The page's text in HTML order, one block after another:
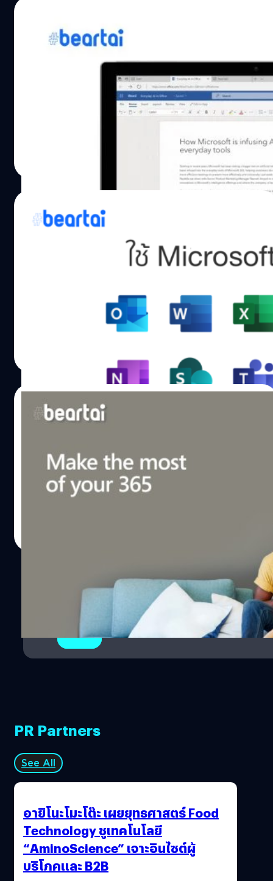
Word เพิ่มฟีเจอร์แปลงเสียงเป็นข้อความได้
เมื่อวานนี้ Microsoft ประกาศเพิ่มฟีเจอร์ถอดความเสียงเป็น
ข้อความง่าย ๆ เพียงอัปโหลดไฟล์เสียงหรืออัดเสียงจากบน
หน้า Word สำหรับสมาชิก Microsoft 365 ฟีเจอร์ถอดความ
เสียงเป็นข้อความนี้ จะใช้ AI มาช่วยแปลงเสียงพูด ประชุม
หรือการพูดคุย เป็นข้อความได้ง่าย ๆ ได้อัตโนมัติ สามารถ
แยกได้ว่าใครพูดข้อความไหน ฟีเจอร์นี้อาจจะเป็นการดี
สำหรับนักเรียน นักศึกษา สามารถอัดเสียงการสอน และแปลง
เป็นข้อความเพื่ออ่านในภายหลังได้ง่าย ๆ หรือใครก็ตามที่ต้อง
จำกัดต่าง ๆ สามารถอัปโหลดไฟล์เสียงขึ้นไปได้สูงสุด 200MB
หรือ 5 ชั่วโมงต่อเดือนเท่านั้น แต่จะสามารถอัดเสียงภายใน
เว็บได้ไม่จำกัด และยังใช้ได้แค่ภาษาอังกฤษเท่านั้นในตอนนี้
ฟีเจอร์ถอดความเสียงสามารถใช้ได้แล้ววันนี้บน Word บนเว็บ
บน Microsoft Edge และ Chrome และจะลงบนแอป iOS และ
รวมวิธีใช้งาน Microsoft 365 หรือ
Microsoft Office ฟรี ไม่เสียเงิน ไม่ผิด
ของไวรัสโคโรนา แน่นอนว่าอุปกรณ์หรือซอฟต์แวร์สำหรับช่วย
ทำงานเอกสารอย่าง Microsoft 365 (รีแบรนด์มาจาก
Microsoft Office) นับเป็นเครื่องมือที่จำเป็นอย่างมาก ซึ่งหาก
ใครจำเป็นต้องใช้ในช่วงเวลาจำกัดสั้น ๆ แต่ไม่อยากเสียเงินก็
365 เป็นซอฟต์แวร์สำหรับทำงานเอกสารรูปแบบการใช้บริการ
รายเดือน ประกอบไปด้วย Word, Excel, PowerPoint,
Outlook, Microsoft Teams, OneDrive และ SharePoint
โดยมีค่าบริการอยู่ที่ $150 สำหรับการติดตั้งเพียงครั้งเดียว
และค่าบริการรายเดือน-ปี อยู่ที่ $70 และ $100 ในส่วนของ
นักศึกษาและคุณครู หากเป็นนักเรียน นักศึกษา หรือคุณครู ที่
มีอีเมลแอดเดรสของโรงเรียนหรือมหาวิทยาลัยจะสามารถใช้
งาน Office 365 ผ่าน Microsoft ได้ฟรี ประกอบไปด้วย
โปรแกรม Word, Excel, PowerPoint, OneNote, Microsoft
Microsoft รีแบรนด์ Office 365 เป็น
มาสำหรับทุกคน
Microsoft ประกาศเปลี่ยนชื่อจาก Office 365 เป็น Microsoft
365 โดยจะมีผลในวันที่ 21 เมษายน 2020
PR Partners
See All
อายิโนะโมะโต๊ะ เผยยุทธศาสตร์ Food
Technology ชูเทคโนโลยี
“AminoScience” เจาะอินไซต์ผู้
บริโภคและ B2B